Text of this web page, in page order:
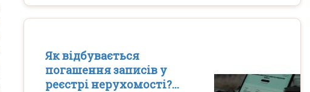
Як відбувається
погашення записів у
реєстрі нерухомості?...